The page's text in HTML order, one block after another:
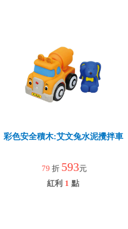
彩色安全積木:艾文兔水泥攪拌車
79 折 593元
紅利 1 點